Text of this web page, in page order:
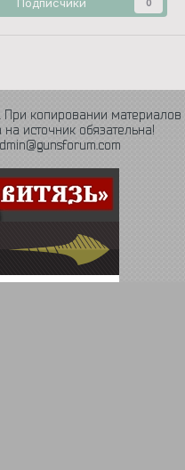
0
копировании материалов
источник обязательна!